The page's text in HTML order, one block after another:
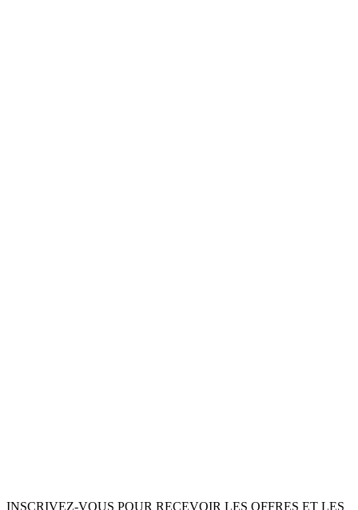
INSCRIVEZ-VOUS POUR RECEVOIR LES OFFRES ET LES